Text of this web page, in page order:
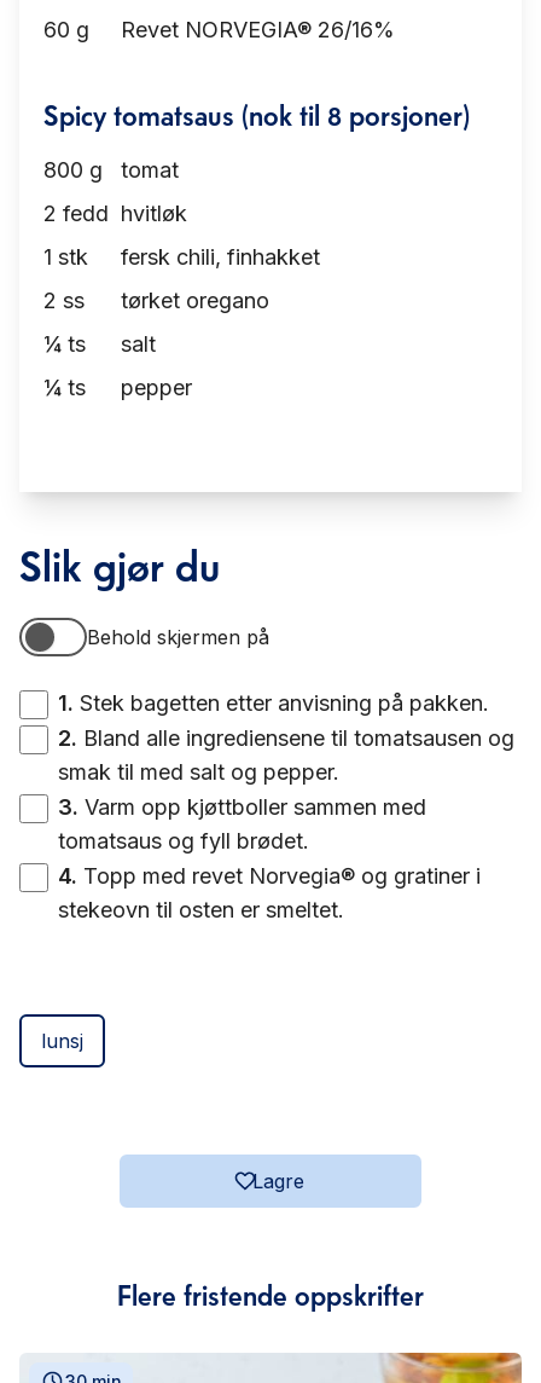
60 g Revet NORVEGIA® 26/16%
Spicy tomatsaus (nok til 8 porsjoner)
800 g
tomat
2 fedd hvitløk
1 stk
fersk chili, finhakket
2 ss
tørket oregano
¼ ts
salt
¼ ts pepper
Slik gjør du
Behold skjermen på
Behold skjermen på
1. Stek bagetten etter anvisning på pakken.
2. Bland alle ingrediensene til tomatsausen og
smak til med salt og pepper.
3. Varm opp kjøttboller sammen med
tomatsaus og fyll brødet.
4. Topp med revet Norvegia® og gratiner i
stekeovn til osten er smeltet.
lunsj
Lagre
Flere fristende oppskrifter